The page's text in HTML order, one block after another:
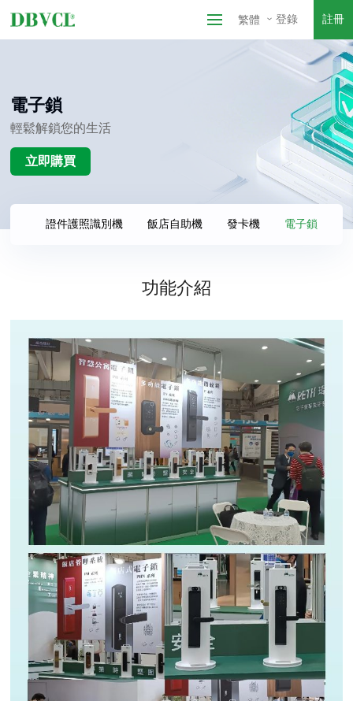
繁體 登錄 註冊
電子鎖
輕鬆解鎖您的生活
立即購買
證件護照識別機 飯店自助機 發卡機 電子鎖
功能介紹